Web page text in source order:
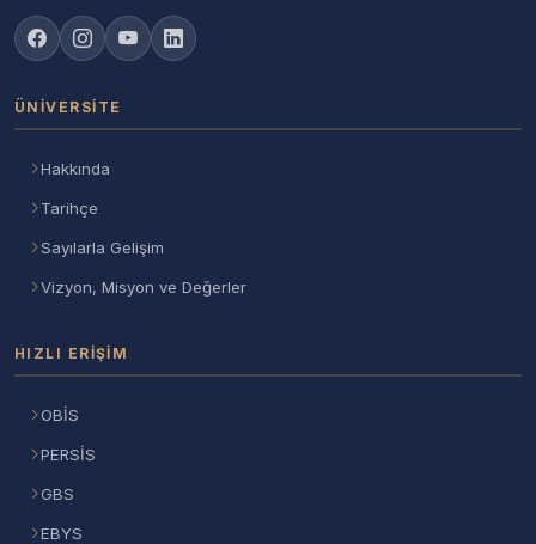
ÜNIVERSITE
Hakkında
Tarihçe
Sayılarla Gelişim
Vizyon, Misyon ve Değerler
HIZLI ERIŞIM
OBİS
PERSİS
GBS
EBYS